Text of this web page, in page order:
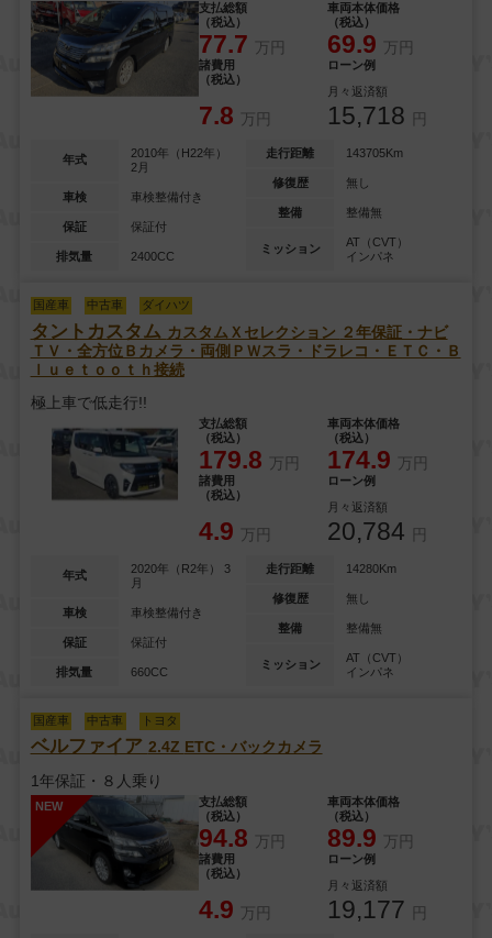
支払総額
（税込）
77.7 万円
車両本体価格
（税込）
69.9 万円
諸費用
（税込）
7.8 万円
ローン例
月々返済額
15,718 円
年式
2010年（H22年）
2月
車検 車検整備付き
保証 保証付
排気量 2400CC
走行距離 143705Km
修復歴 無し
整備 整備無
ミッション
AT（CVT）
インパネ
国産車 中古車 ダイハツ
タントカスタム カスタムＸセレクション ２年保証・ナビ
ＴＶ・全方位Ｂカメラ・両側ＰＷスラ・ドラレコ・ＥＴＣ・Ｂ
ｌｕｅｔｏｏｔｈ接続
極上車で低走行!!
支払総額
（税込）
179.8 万円
車両本体価格
（税込）
174.9 万円
諸費用
（税込）
4.9 万円
ローン例
月々返済額
20,784 円
年式
2020年（R2年） 3
月
車検 車検整備付き
保証 保証付
排気量 660CC
走行距離 14280Km
修復歴 無し
整備 整備無
ミッション
AT（CVT）
インパネ
国産車 中古車 トヨタ
ベルファイア 2.4Z ETC・バックカメラ
1年保証・８人乗り
NEW
支払総額
（税込）
94.8 万円
車両本体価格
（税込）
89.9 万円
諸費用
（税込）
4.9 万円
ローン例
月々返済額
19,177 円